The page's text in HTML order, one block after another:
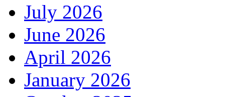
July 2026
June 2026
April 2026
January 2026